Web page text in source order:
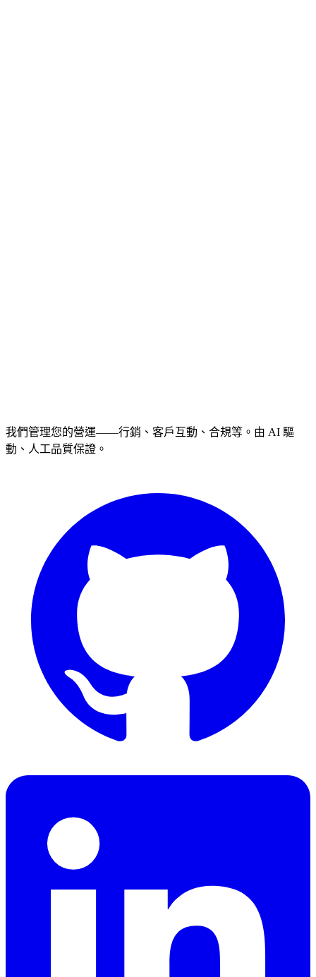
我們管理您的營運——行銷、客戶互動、合規等。由 AI 驅
動、人工品質保證。